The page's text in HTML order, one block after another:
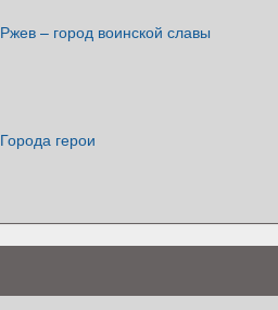
Ржев – город воинской славы
Города герои